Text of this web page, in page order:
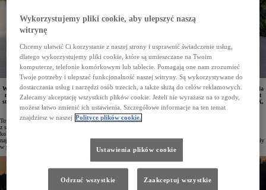
W styczniu 2025 roku w Polsce zarejestrowano 9796 osobowych i dostawczych aut Toyoty. Marka była
numerem jeden zarówno wśród firm, jak i klientów indywidualnych. W 10 najpopularniejszych aut
stycznia znalazło się aż 5 modeli Toyoty, a najchętniej wybieranym samochodem była Corolla. Aygo X,
Yaris, Yaris Cross, Corolla, Toyota C-HR i Camry zajęły czołowe pozycje w swoich segmentach.
Toyota po raz kolejny potwierdziła swoją dominującą pozycję na polskim rynku. W styczniu 2025 roku
z salonów wyjechało 9796 osobowych i dostawczych samochodów tej marki (więcej niż w przypadku dwóch
kolejnych konkurentów łącznie). Udział Toyoty w rynku wyniósł 19,9%. Japońska marka cieszyła się
największą popularnością zarówno wśród firm, jak i klientów indywidualnych. Przedsiębiorstwa zarejestrowały
w pierwszych 31 dniach roku 6498 aut, a osoby prywatne – 3298.
Wykorzystujemy pliki cookie, aby ulepszyć naszą
witrynę
Chcemy ułatwić Ci korzystanie z naszej strony i usprawnić świadczenie usług,
dlatego wykorzystujemy pliki cookie, które są umieszczane na Twoim
komputerze, telefonie komórkowym lub tablecie. Pomagają one nam zrozumieć
Twoje potrzeby i ulepszać funkcjonalność naszej witryny. Są wykorzystywane do
dostarczania usług i narzędzi osób trzecich, a także służą do celów reklamowych.
Zalecamy akceptację wszystkich plików cookie. Jeżeli nie wyrażasz na to zgody,
możesz łatwo zmienić ich ustawienia. Szczegółowe informacje na ten temat
znajdziesz w naszej Polityce plików cookie.
Ustawienia plików cookie
Odrzuć wszystkie Zaakceptuj wszystkie